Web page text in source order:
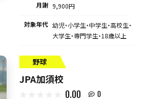
月謝 9,900円
対象年代 幼児・小学生・中学生・高校生・
大学生・専門学生・18歳以上
野球
JPA加須校
0.00 0